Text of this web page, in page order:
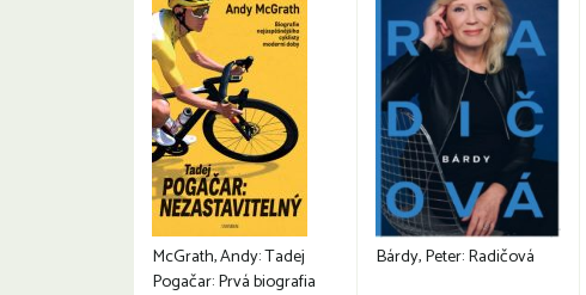
McGrath, Andy: Tadej
Pogačar: Prvá biografia
Bárdy, Peter: Radičová